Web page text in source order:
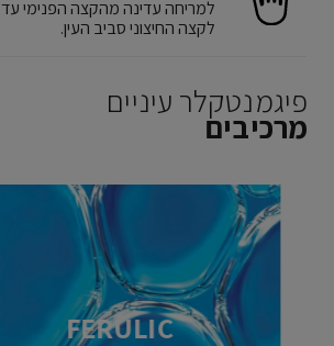
למריחה עדינה מהקצה הפנימי עד
לקצה החיצוני סביב העין.
פיגמנטקלר עיניים
מרכיבים
FERULIC